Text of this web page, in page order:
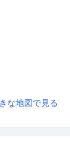
な地図で見る